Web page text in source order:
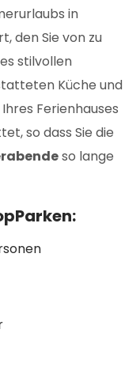
in
den Sie von zu
stilvollen
Küche und
Ferienhauses
so dass Sie die
so lange